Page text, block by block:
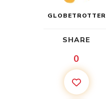
GLOBETROTTER
SHARE
0